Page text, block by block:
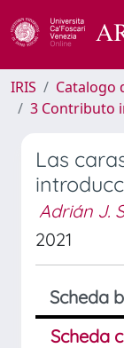
IRIS
Catalogo
3 Contributo
Las
Adrián J.
2021
Scheda
Scheda